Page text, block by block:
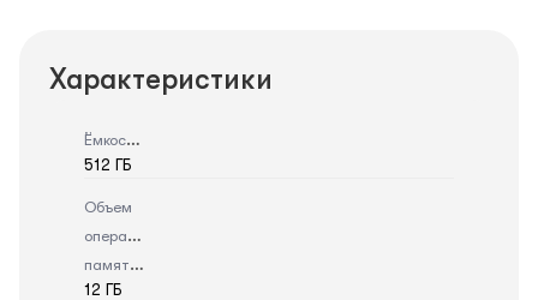
Характеристики
Ёмкость
512 ГБ
Объем
оперативной
памяти
12 ГБ